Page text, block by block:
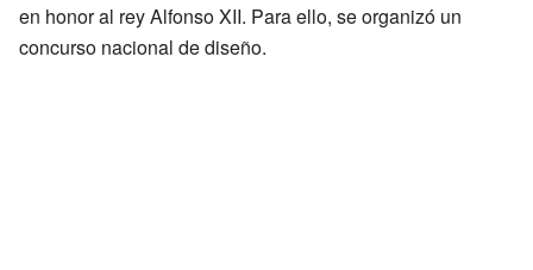
en honor al rey Alfonso XII. Para ello, se organizó un
concurso nacional de diseño.